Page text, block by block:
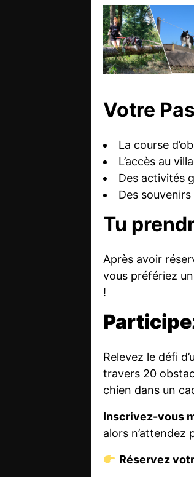
Votre
La course
L’accès au
Des activités
Des
Tu
Après avoir
vous préfériez
!
Relevez le défi
travers 20
chien dans un
Inscrivez-vous
alors n’attendez
Réservez